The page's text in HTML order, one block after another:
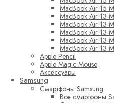
MacBook Air 15
MacBook Air 13
MacBook Air 13
MacBook Air 13
MacBook Air 13
MacBook Air 13
Apple Pencil
Apple Magic Mouse
Аксессуары
Samsung
Смартфоны Samsung
Все смартфоны